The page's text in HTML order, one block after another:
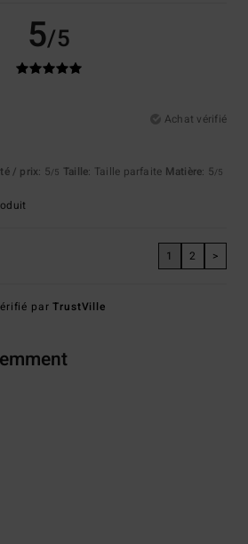
5/5
Achat vérifié
/ prix: 5/5 Taille: Taille parfaite Matière: 5/5
1 2 >
parTrustVille